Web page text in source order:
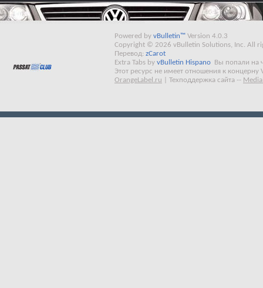
Powered by vBulletin™ Version 4.0.3
Copyright © 2026 vBulletin Solutions, Inc. All
Перевод: zCarot
Extra Tabs by vBulletin Hispano
Вы попали на
Этот ресурс не имеет отношения к концерну
OrangeLabel.ru
Техподдержка сайта --